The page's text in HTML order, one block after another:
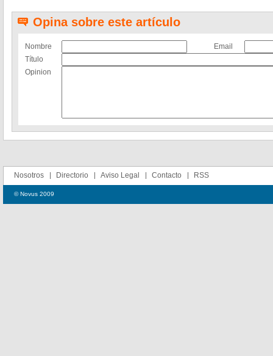
Opina sobre este artículo
Nombre
Email
Título
Opinion
Nosotros Directorio Aviso Legal Contacto RSS
© Novus 2009